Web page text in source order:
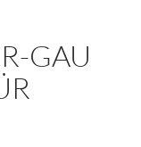
GAU